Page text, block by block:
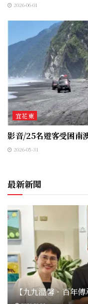
2026-06-01
宜花東
影音/25名遊客受困南
2026-05-31
最新新聞
【九九溫馨．百年